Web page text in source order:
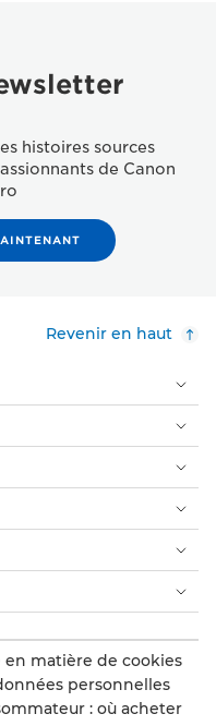
histoires sources
de Canon
Revenir en haut
matière de cookies
personnelles
: où acheter